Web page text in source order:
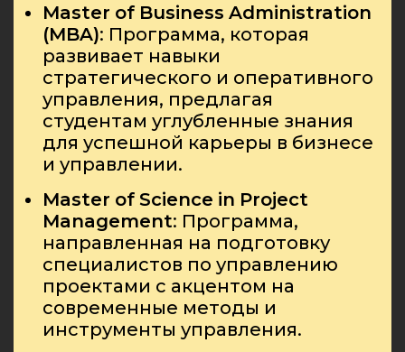
Master of Business Administration
(MBA): Программа, которая
развивает навыки
стратегического и оперативного
управления, предлагая
студентам углубленные знания
для успешной карьеры в бизнесе
и управлении.
Master of Science in Project
Management: Программа,
направленная на подготовку
специалистов по управлению
проектами с акцентом на
современные методы и
инструменты управления.